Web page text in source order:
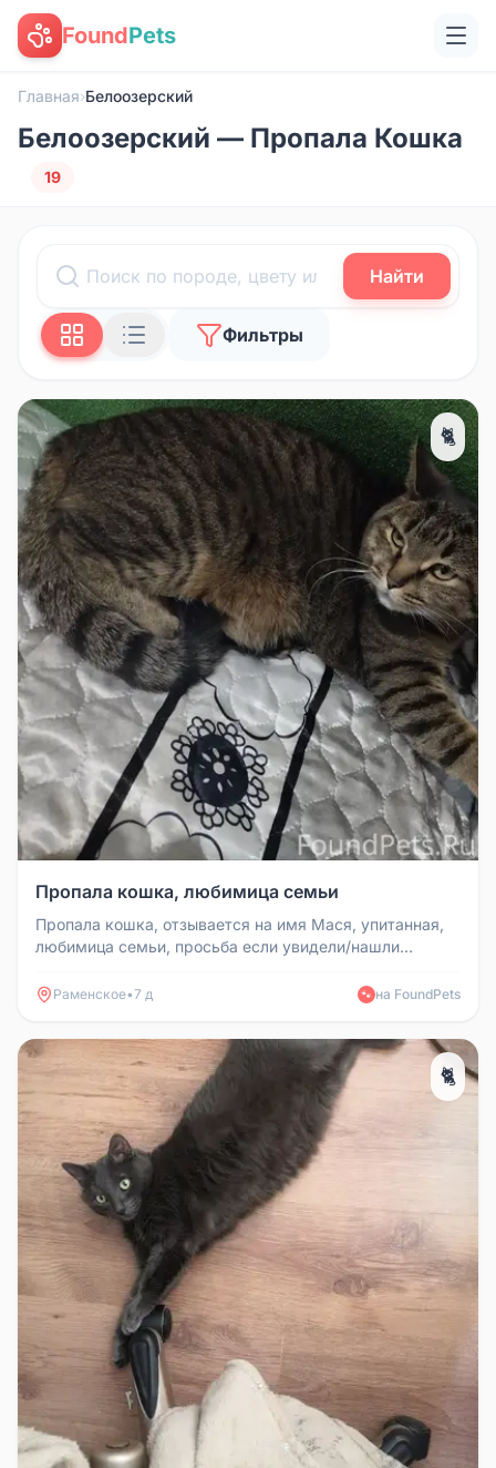
FoundPets
Главная›Белоозерский
Белоозерский — Пропала Кошка
19
Найти
Фильтры
🐈
Пропала кошка, любимица семьи
Пропала кошка, отзывается на имя Мася, упитанная,
любимица семьи, просьба если увидели/нашли
Раменское•7 д 🐾 на FoundPets
🐈